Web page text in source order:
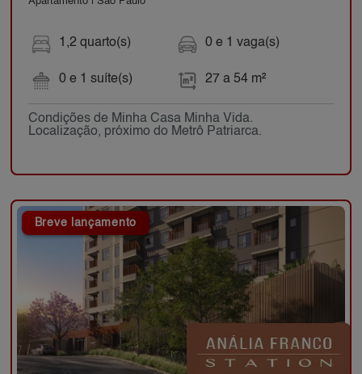
1,2 quarto(s)
0 e 1 suíte(s)
0 e 1 vaga(s)
27 a 54 m²
Condições de Minha Casa Minha Vida.
Localização, próximo do Metrô Patriarca.
Breve lançamento